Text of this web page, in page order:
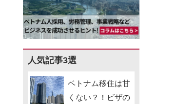
人気記事3選
ベトナム移住は甘
くない？！ビザの